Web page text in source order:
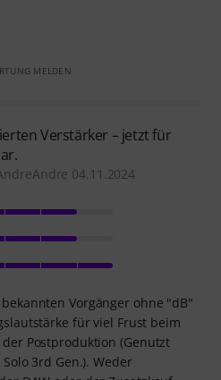
MELDEN
Verstärker – jetzt für
04.11.2024
Vorgänger ohne "dB"
für viel Frust beim
Postproduktion (Genutzt
3rd Gen.). Weder